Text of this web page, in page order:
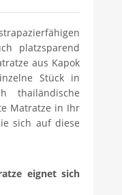
platzsparend
aus Kapok
Stück in
thailändische
Matratze in Ihr
sich auf diese
eignet sich